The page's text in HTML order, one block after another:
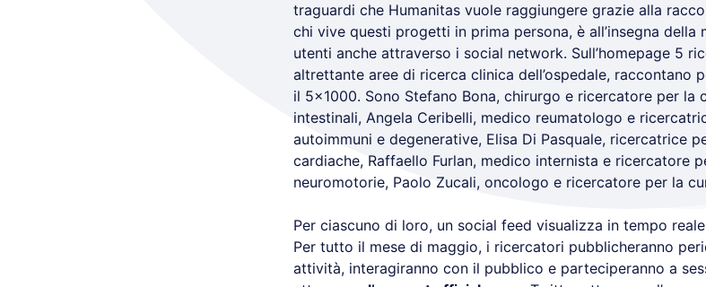
traguardi che Humanitas vuole raggiungere grazie alla
chi vive questi progetti in prima persona, è all’insegna
utenti anche attraverso i social network. Sull’homepage 5
altrettante aree di ricerca clinica dell’ospedale, raccontano
il 5×1000. Sono Stefano Bona, chirurgo e ricercatore per la
intestinali, Angela Ceribelli, medico reumatologo e
autoimmuni e degenerative, Elisa Di Pasquale, ricercatrice
cardiache, Raffaello Furlan, medico internista e ricercatore
neuromotorie, Paolo Zucali, oncologo e ricercatore per la
Per ciascuno di loro, un social feed visualizza in tempo
Per tutto il mese di maggio, i ricercatori pubblicheranno
attività, interagiranno con il pubblico e parteciperanno a